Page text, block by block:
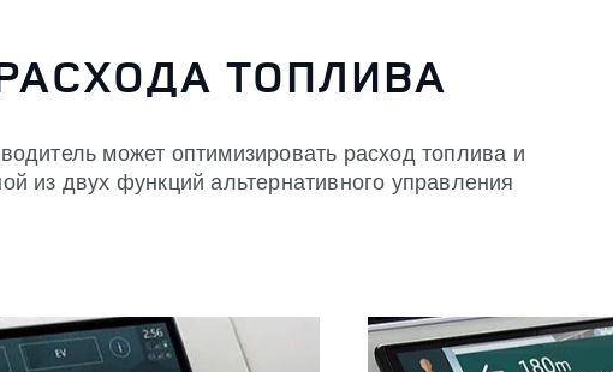
ТОПЛИВА
может оптимизировать расход топлива и
из двух функций альтернативного управления